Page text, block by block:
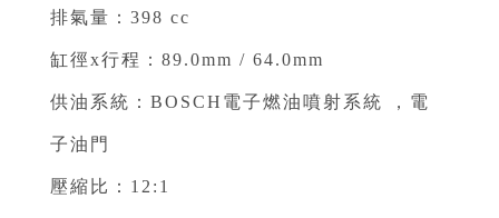
排氣量：398 cc ⁣⁣
缸徑x行程：89.0mm / 64.0mm ⁣⁣
供油系統：BOSCH電子燃油噴射系統 ，電
子油門 ⁣⁣
壓縮比：12:1 ⁣⁣